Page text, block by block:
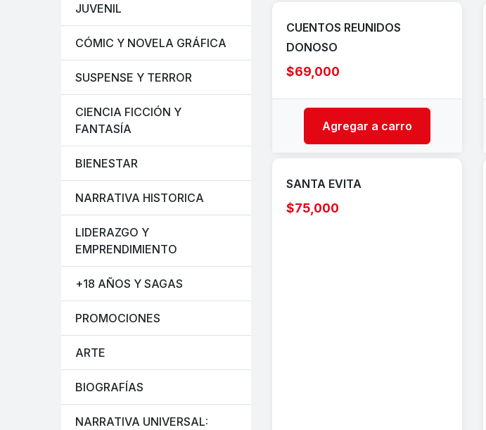
JUVENIL
CÓMIC Y NOVELA GRÁFICA
SUSPENSE Y TERROR
CIENCIA FICCIÓN Y
FANTASÍA
BIENESTAR
NARRATIVA HISTORICA
LIDERAZGO Y
EMPRENDIMIENTO
+18 AÑOS Y SAGAS
PROMOCIONES
ARTE
BIOGRAFÍAS
NARRATIVA UNIVERSAL:
CUENTOS REUNIDOS
DONOSO
$69,000
Agregar a carro
SANTA EVITA
$75,000